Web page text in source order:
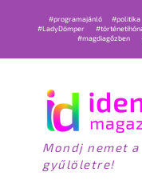
#programajánló #politika
#LadyDömper
#magdiagőzben
Mondj nemet a
gyűlöletre!